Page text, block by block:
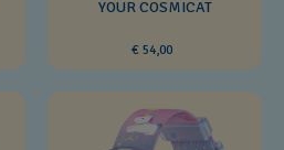
YOUR COSMICAT
€ 54,00